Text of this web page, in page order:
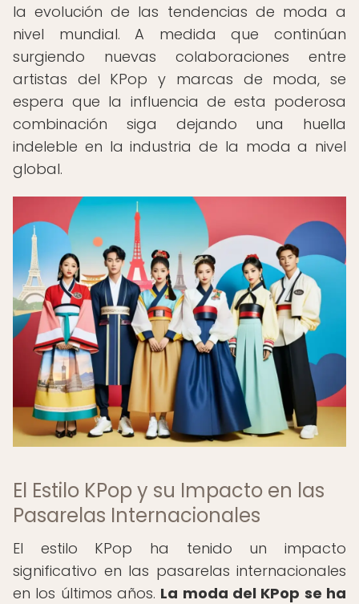
la evolución de las tendencias de moda a
nivel mundial. A medida que continúan
surgiendo nuevas colaboraciones entre
artistas del KPop y marcas de moda, se
espera que la influencia de esta poderosa
combinación siga dejando una huella
indeleble en la industria de la moda a nivel
global.
El Estilo KPop y su Impacto en las
Pasarelas Internacionales
El estilo KPop ha tenido un impacto
significativo en las pasarelas internacionales
en los últimos años. La moda del KPop se ha